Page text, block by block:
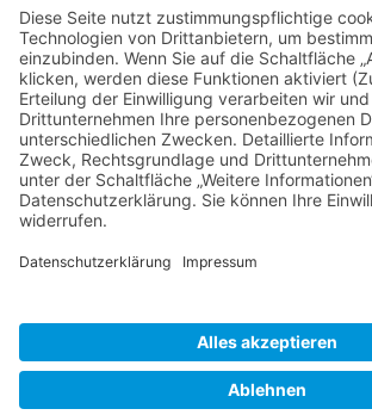
Cookie-Einstellungen
Cookie-Einstellungen